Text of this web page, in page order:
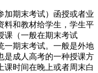
加期末考试）函授或者业
料和教材给学生，学生平
课（一般在期末考试
一期末考试。一般是外地
是成人高考的一种授课方
课时间在晚上或者周末白